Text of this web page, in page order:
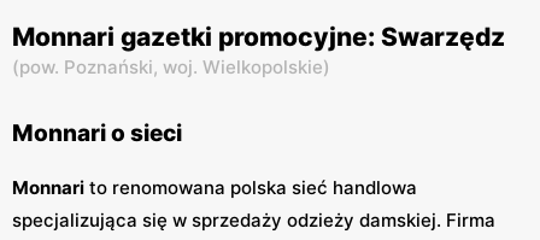
Monnari gazetki promocyjne: Swarzędz
(pow. Poznański, woj. Wielkopolskie)
Monnari o sieci
Monnari to renomowana polska sieć handlowa
specjalizująca się w sprzedaży odzieży damskiej. Firma